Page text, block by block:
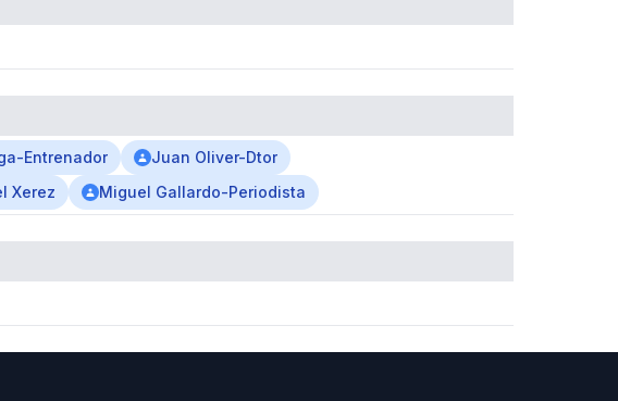
Entrenador
Juan Oliver-Dtor
Xerez Miguel Gallardo-Periodista